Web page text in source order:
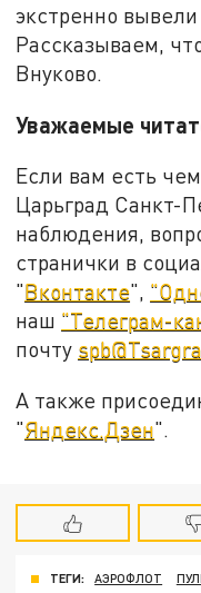
экстренно
Рассказываем,
Внуково.
Уважаемые
Если вам есть
Царьград Санкт-
наблюдения,
странички в
"Вконтакте",
наш "Телеграм-
почту
А также
"Яндекс.Дзен".
ТЕГИ: АЭРОФЛОТ